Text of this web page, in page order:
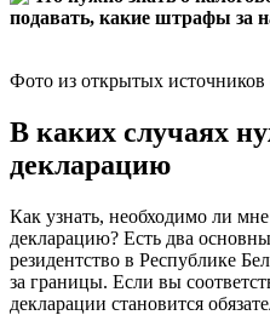
Фото из открытых
В каких случаях
декларацию
Как узнать, необходимо ли
декларацию? Есть два
резидентство в Республике
за границы. Если вы
декларации становится